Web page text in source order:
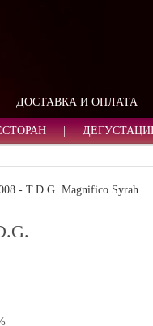
МЕНЯ
ПАРОЛЬ?
ДОСТАВКА И ОПЛАТА
- T.D.G. Magnifico Syrah